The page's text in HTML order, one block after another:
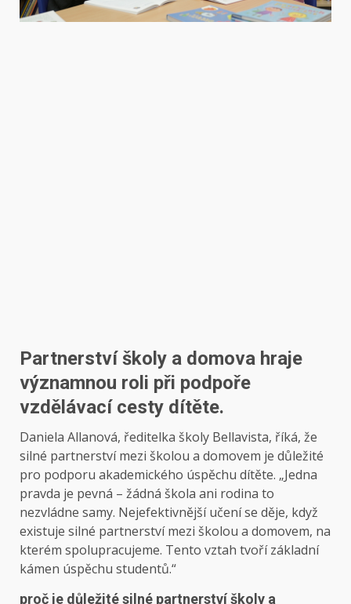
Partnerství školy a domova hraje
významnou roli při podpoře
vzdělávací cesty dítěte.
Daniela Allanová, ředitelka školy Bellavista, říká, že
silné partnerství mezi školou a domovem je důležité
pro podporu akademického úspěchu dítěte. „Jedna
pravda je pevná – žádná škola ani rodina to
nezvládne samy. Nejefektivnější učení se děje, když
existuje silné partnerství mezi školou a domovem, na
kterém spolupracujeme. Tento vztah tvoří základní
kámen úspěchu studentů.“
proč je důležité silné partnerství školy a